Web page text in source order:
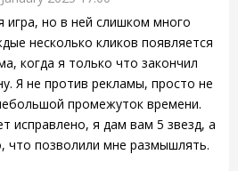
игра, но в ней слишком много
несколько кликов появляется
когда я только что закончил
Я не против рекламы, просто не
промежуток времени.
исправлено, я дам вам 5 звезд, а
что позволили мне размышлять.